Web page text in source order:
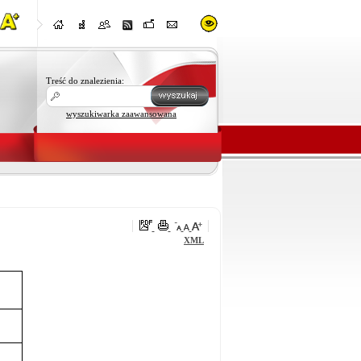
Treść do znalezienia:
wyszukiwarka zaawansowana
XML